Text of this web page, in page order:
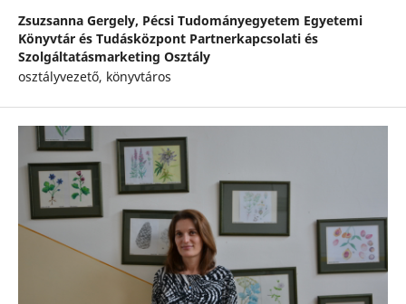
Zsuzsanna Gergely, Pécsi Tudományegyetem Egyetemi
Könyvtár és Tudásközpont Partnerkapcsolati és
Szolgáltatásmarketing Osztály
osztályvezető, könyvtáros